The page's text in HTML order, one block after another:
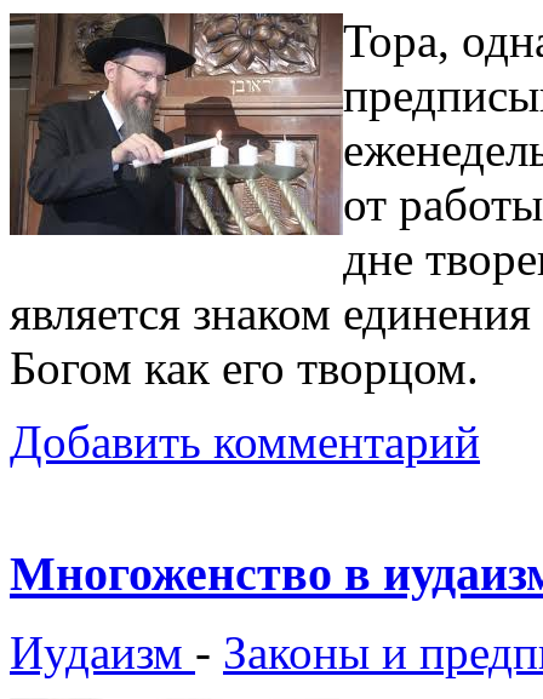
Тора,
от
дне
является знаком
Богом как его творцом.
Добавить комментарий
Многоженство в
Иудаизм - Законы и